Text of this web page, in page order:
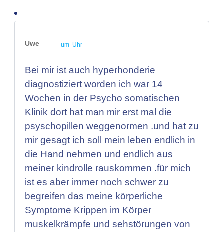
Uwe um Uhr
Bei mir ist auch hyperhonderie
diagnostiziert worden ich war 14
Wochen in der Psycho somatischen
Klinik dort hat man mir erst mal die
psyschopillen weggenormen .und hat zu
mir gesagt ich soll mein leben endlich in
die Hand nehmen und endlich aus
meiner kindrolle rauskommen .für mich
ist es aber immer noch schwer zu
begreifen das meine körperliche
Symptome Krippen im Körper
muskelkrämpfe und sehstörungen von